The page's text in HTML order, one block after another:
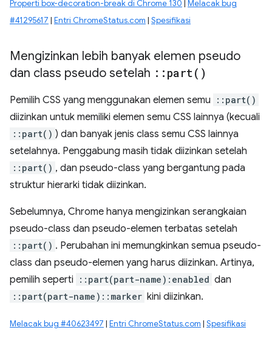
Properti box-decoration-break di Chrome 130 | Melacak bug
#41295617 | Entri ChromeStatus.com | Spesifikasi
Mengizinkan lebih banyak elemen pseudo
dan class pseudo setelah :: part( )
Pemilih CSS yang menggunakan elemen semu ::part()
diizinkan untuk memiliki elemen semu CSS lainnya (kecuali
::part() ) dan banyak jenis class semu CSS lainnya
setelahnya. Penggabung masih tidak diizinkan setelah
::part() , dan pseudo-class yang bergantung pada
struktur hierarki tidak diizinkan.
Sebelumnya, Chrome hanya mengizinkan serangkaian
pseudo-class dan pseudo-elemen terbatas setelah
::part() . Perubahan ini memungkinkan semua pseudo-
class dan pseudo-elemen yang harus diizinkan. Artinya,
pemilih seperti
::part(part-name):enabled dan
::part(part-name)::marker kini diizinkan.
Melacak bug #40623497 | Entri ChromeStatus.com | Spesifikasi